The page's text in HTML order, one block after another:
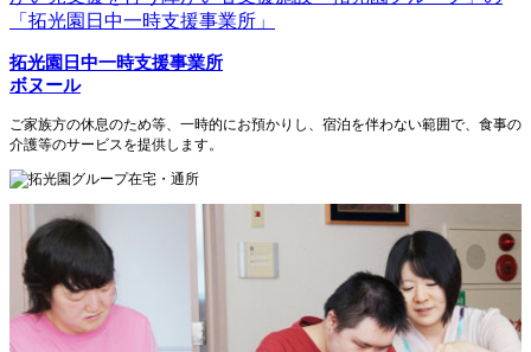
拓光園日中一時支援事業所
ボヌール
ご家族方の休息のため等、一時的にお預かりし、宿泊を伴わない範囲で、食事の
介護等のサービスを提供します。